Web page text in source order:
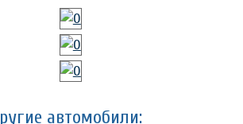
автомобили: